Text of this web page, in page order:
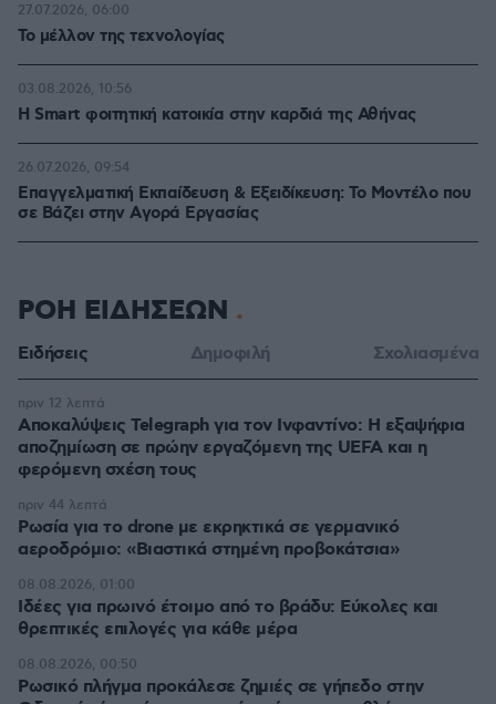
Το μέλλον της τεχνολογίας
27.07.2026, 06:00
Η Smart φοιτητική κατοικία στην καρδιά της Αθήνας
03.08.2026, 10:56
Επαγγελματική Εκπαίδευση & Εξειδίκευση: Το Mοντέλο που
σε Bάζει στην Aγορά Eργασίας
26.07.2026, 09:54
ΡΟΗ ΕΙΔΗΣΕΩΝ
Ειδήσεις Δημοφιλή Σχολιασμένα
Αποκαλύψεις Telegraph για τον Ινφαντίνο: Η εξαψήφια
αποζημίωση σε πρώην εργαζόμενη της UEFA και η
φερόμενη σχέση τους
πριν 12 λεπτά
Ρωσία για το drone με εκρηκτικά σε γερμανικό
αεροδρόμιο: «Βιαστικά στημένη προβοκάτσια»
πριν 44 λεπτά
Ιδέες για πρωινό έτοιμο από το βράδυ: Εύκολες και
θρεπτικές επιλογές για κάθε μέρα
08.08.2026, 01:00
Ρωσικό πλήγμα προκάλεσε ζημιές σε γήπεδο στην
08.08.2026, 00:50